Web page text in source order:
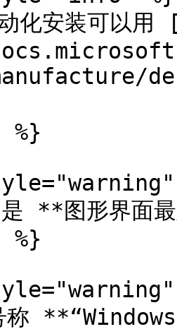
动化安装可
%}
**图形界面
%}
称